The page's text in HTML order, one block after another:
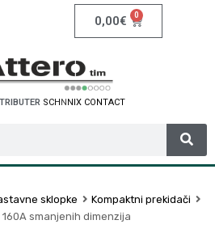
0,00€ 0
SCHNEIDER ELECTRI
sklopke
Kompaktni prekidači
smanjenih dimenzija